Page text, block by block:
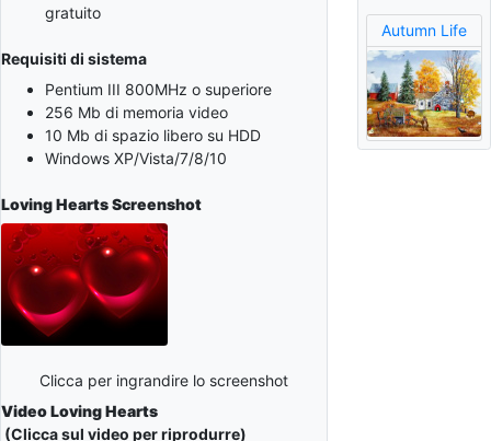
gratuito
Requisiti di sistema
Pentium III 800MHz o superiore
256 Mb di memoria video
10 Mb di spazio libero su HDD
Windows XP/Vista/7/8/10
Loving HeartsScreenshot
Clicca per ingrandire lo screenshot
Video Loving Hearts
(Clicca sul video per riprodurre)
Autumn Life